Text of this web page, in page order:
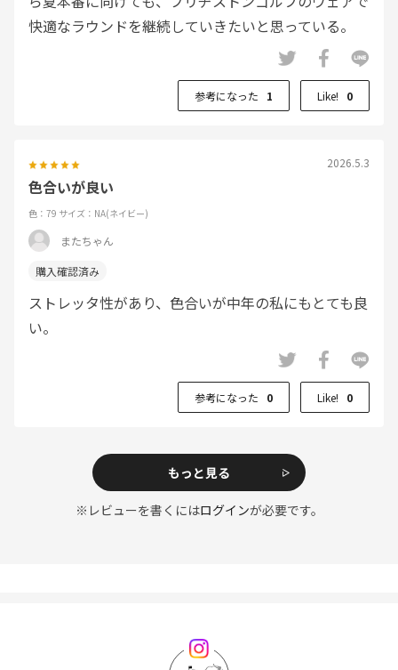
快適なラウンドを継続していきたいと思っている。
参考になった 1 Like! 0
2026.5.3
色合いが良い
色：79 サイズ：NA(ネイビー)
またちゃん
ストレッタ性があり、色合いが中年の私にもとても良
い。
参考になった 0 Like! 0
もっと見る
※レビューを書くにはログインが必要です。